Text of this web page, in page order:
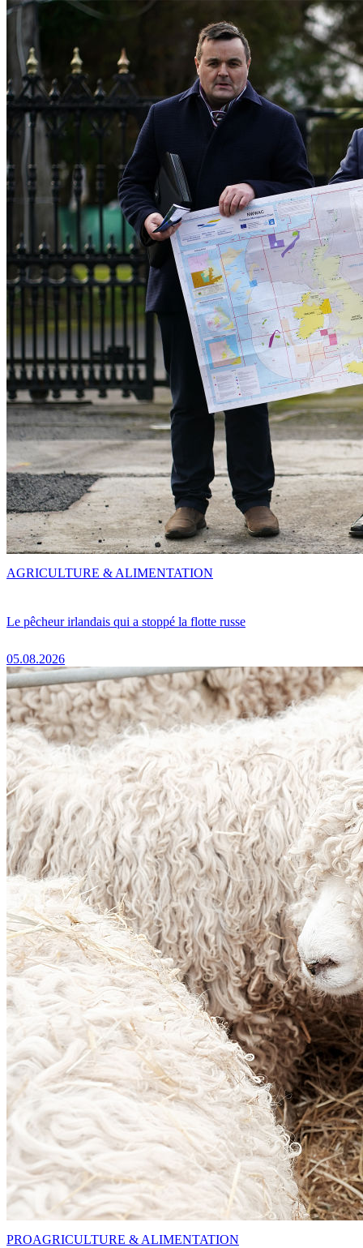
Le pêcheur irlandais qui a stoppé la flotte russe
05.08.2026
AGRICULTURE & ALIMENTATION
PROAGRICULTURE & ALIMENTATION